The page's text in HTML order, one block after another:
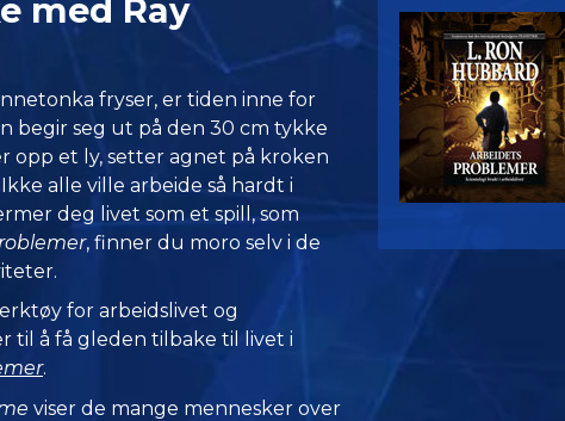
med Ray
fryser, er tiden inne for
begir seg ut på den 30 cm tykke
opp et ly, setter agnet på kroken
alle ville arbeide så hardt i
deg livet som et spill, som
, finner du moro selv i de
for arbeidslivet og
til å få gleden tilbake til livet i
.
viser de mange mennesker over